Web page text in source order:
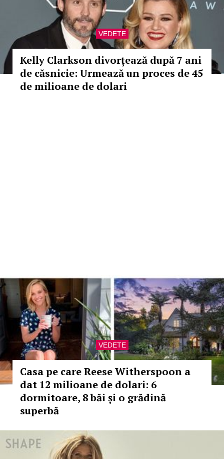
VEDETE
Kelly Clarkson divorțează după 7 ani
de căsnicie: Urmează un proces de 45
de milioane de dolari
VEDETE
Casa pe care Reese Witherspoon a
dat 12 milioane de dolari: 6
dormitoare, 8 băi și o grădină
superbă